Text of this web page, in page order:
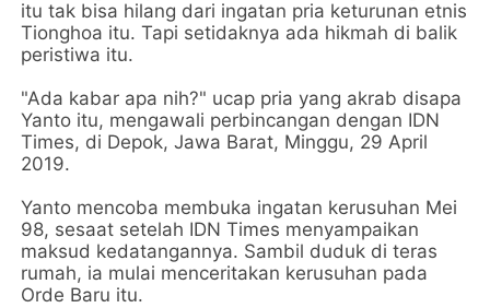
itu tak bisa hilang dari ingatan pria keturunan etnis
Tionghoa itu. Tapi setidaknya ada hikmah di balik
peristiwa itu.
"Ada kabar apa nih?" ucap pria yang akrab disapa
Yanto itu, mengawali perbincangan dengan IDN
Times, di Depok, Jawa Barat, Minggu, 29 April
2019.
Yanto mencoba membuka ingatan kerusuhan Mei
98, sesaat setelah IDN Times menyampaikan
maksud kedatangannya. Sambil duduk di teras
rumah, ia mulai menceritakan kerusuhan pada
Orde Baru itu.